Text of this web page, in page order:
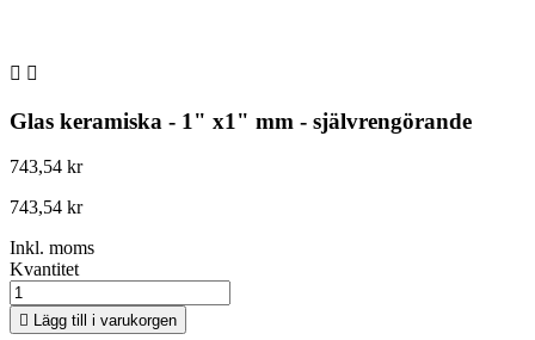
 
Glas keramiska - 1" x1" mm - självrengörande
743,54 kr
743,54 kr
Inkl. moms
Kvantitet
 Lägg till i varukorgen